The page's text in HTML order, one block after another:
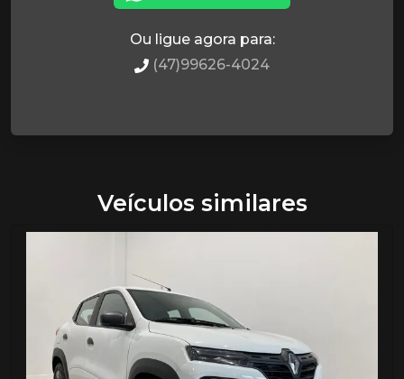
Ou ligue agora para:
(47)99626-4024
Veículos similares